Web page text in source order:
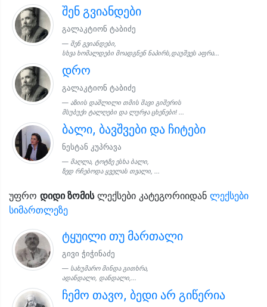
შენ გვიანდები
გალაკტიონ ტაბიძე
შენ გვიანდები,
სხვა ხომალდები მოადგნენ ნაპირს,დაუშვეს აფრა...
დრო
გალაკტიონ ტაბიძე
აზიის დაშლილი თმის შავი გიშერის
მსუბუქი ტალღები და ლურჯა ცხენები! ...
ბალი, ბავშვები და ჩიტები
ნესტან კუპრავა
მაღლა, ტოტზე ესხა ბალი,
ზედ რჩებოდა ყველას თვალი, ...
უფრო დიდი ზომისლექსები კატეგორიიდან ლექსები
სიმართლეზე
ტყუილი თუ მართალი
გივი ჭიჭინაძე
სახუმარო მინდა გითხრა,
ადანდალი, დანდალი,...
ჩემო თავო, ბედი არ გიწერია